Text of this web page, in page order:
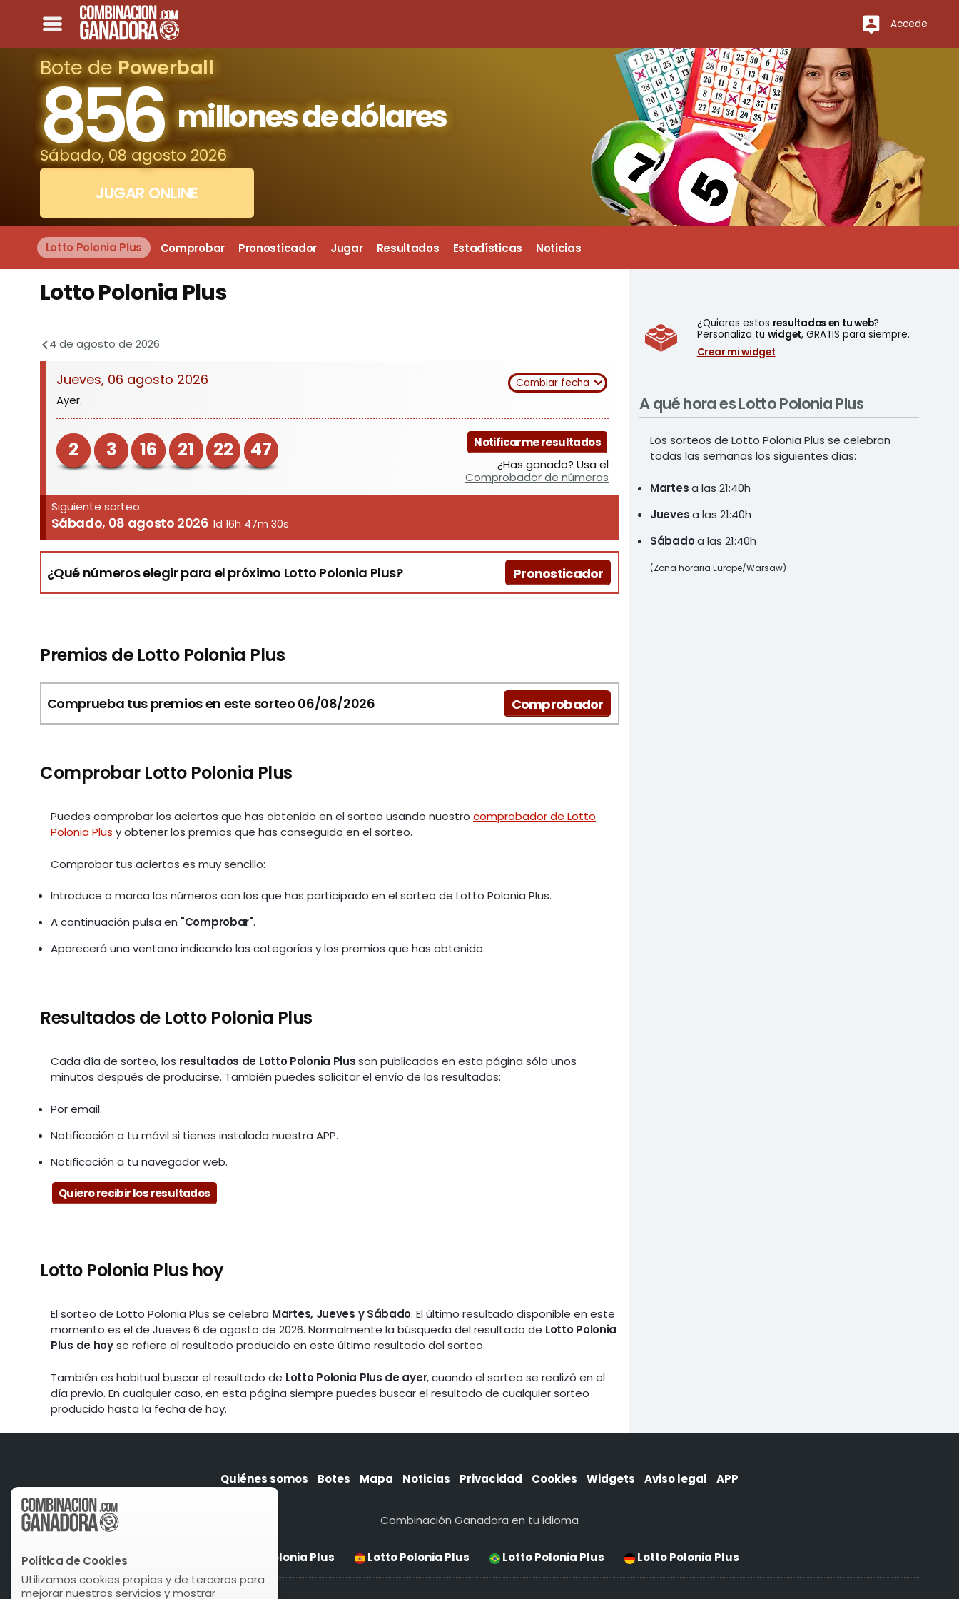
Accede
Bote de Powerball
856 millones de dólares
Sábado, 08 agosto 2026
JUGAR ONLINE
Lotto Polonia Plus Comprobar Pronosticador Jugar Resultados Estadísticas Noticias
Lotto Polonia Plus
4 de agosto de 2026
Jueves, 06 agosto 2026 Cambiar fecha
Ayer.
2 3 16 21 22 47
Notificarme resultados
¿Has ganado? Usa el
Comprobador de números
Siguiente sorteo:
Sábado, 08 agosto 2026 1d 16h 47m 30s
¿Qué números elegir para el próximo Lotto Polonia Plus? Pronosticador
Premios de Lotto Polonia Plus
Comprueba tus premios en este sorteo 06/08/2026 Comprobador
Comprobar Lotto Polonia Plus
Puedes comprobar los aciertos que has obtenido en el sorteo usando nuestrocomprobador de Lotto
Polonia Plus y obtener los premios que has conseguido en el sorteo.
Comprobar tus aciertos es muy sencillo:
Introduce o marca los números con los que has participado en el sorteo de Lotto Polonia Plus.
A continuación pulsa en "Comprobar".
Aparecerá una ventana indicando las categorías y los premios que has obtenido.
Resultados de Lotto Polonia Plus
Cada día de sorteo, los resultados de Lotto Polonia Plusson publicados en esta página sólo unos
minutos después de producirse. También puedes solicitar el envío de los resultados:
Por email.
Notificación a tu móvil si tienes instalada nuestra APP.
Notificación a tu navegador web.
Quiero recibir los resultados
Lotto Polonia Plus hoy
El sorteo de Lotto Polonia Plus se celebra Martes, Jueves y Sábado. El último resultado disponible en este
momento es el de Jueves 6 de agosto de 2026. Normalmente la búsqueda del resultado de Lotto Polonia
Plus de hoyse refiere al resultado producido en este último resultado del sorteo.
También es habitual buscar el resultado de Lotto Polonia Plus de ayer, cuando el sorteo se realizó en el
día previo. En cualquier caso, en esta página siempre puedes buscar el resultado de cualquier sorteo
producido hasta la fecha de hoy.
¿Quieres estos resultados en tu web?
Personaliza tu widget, GRATIS para siempre.
Crear mi widget
A qué hora es Lotto Polonia Plus
Los sorteos de Lotto Polonia Plus se celebran
todas las semanas los siguientes días:
Martesa las 21:40h
Juevesa las 21:40h
Sábadoa las 21:40h
(Zona horaria Europe/Warsaw)
Quiénes somos Botes Mapa Noticias Privacidad Cookies Widgets Aviso legal APP
Combinación Ganadora en tu idioma
Lotto Polonia Plus Lotto Polonia Plus Lotto Polonia Plus Lotto Polonia Plus
Política de Cookies
Utilizamos cookies propias y de terceros para
mejorar nuestros servicios y mostrar